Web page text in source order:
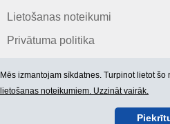
Lietošanas noteikumi
Privātuma politika
Mēs izmantojam sīkdatnes. Turpinot lietot
lietošanas noteikumiem. Uzzināt vairāk.